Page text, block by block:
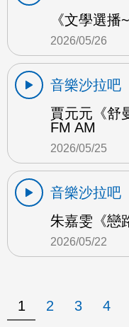
《文學選
2026/05/26
音樂沙拉吧
賈元元《舒
FM AM
2026/05/25
音樂沙拉吧
朱嘉雯《戀
2026/05/22
1 2 3 4